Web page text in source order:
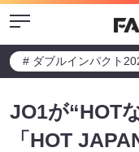
Menu
# ダブルインパクト
JO1が“HOT
「HOT